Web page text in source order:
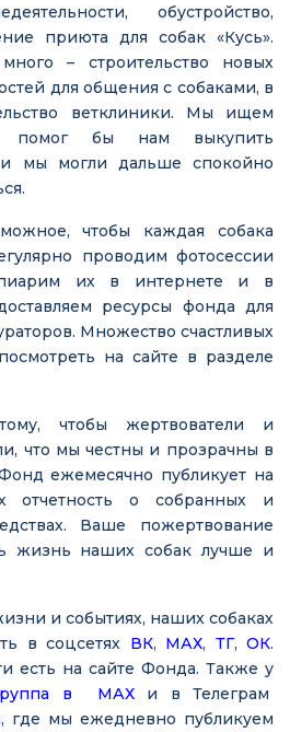
обустройство,
приюта для собак «Кусь».
– строительство новых
для общения с собаками, в
ветклиники. Мы ищем
помог бы нам выкупить
мы могли дальше спокойно
чтобы каждая собака
проводим фотосессии
их в интернете и в
ресурсы фонда для
Множество счастливых
на сайте в разделе
чтобы жертвователи и
что мы честны и прозрачны в
ежемесячно публикует на
отчетность о собранных и
Ваше пожертвование
жизнь наших собак лучше и
и событиях, наших собаках
в соцсетях ВК, МАХ, ТГ, ОК.
есть на сайте Фонда. Также у
в МАХи в Телеграм
, где мы ежедневно публикуем